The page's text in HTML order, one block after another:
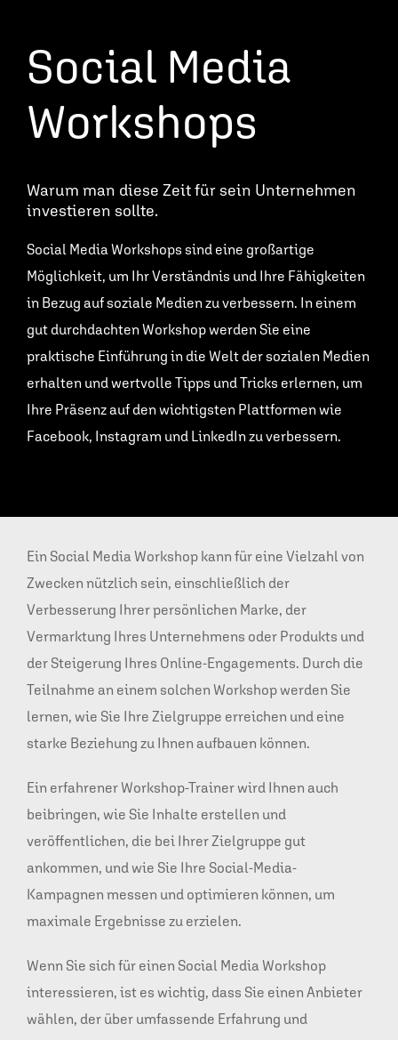
Social Media
Workshops
Warum man diese Zeit für sein Unternehmen
investieren sollte.
Social Media Workshops sind eine großartige
Möglichkeit, um Ihr Verständnis und Ihre Fähigkeiten
in Bezug auf soziale Medien zu verbessern. In einem
gut durchdachten Workshop werden Sie eine
praktische Einführung in die Welt der sozialen Medien
erhalten und wertvolle Tipps und Tricks erlernen, um
Ihre Präsenz auf den wichtigsten Plattformen wie
Facebook, Instagram und LinkedIn zu verbessern.
Ein Social Media Workshop kann für eine Vielzahl von
Zwecken nützlich sein, einschließlich der
Verbesserung Ihrer persönlichen Marke, der
Vermarktung Ihres Unternehmens oder Produkts und
der Steigerung Ihres Online-Engagements. Durch die
Teilnahme an einem solchen Workshop werden Sie
lernen, wie Sie Ihre Zielgruppe erreichen und eine
starke Beziehung zu Ihnen aufbauen können.
Ein erfahrener Workshop-Trainer wird Ihnen auch
beibringen, wie Sie Inhalte erstellen und
veröffentlichen, die bei Ihrer Zielgruppe gut
ankommen, und wie Sie Ihre Social-Media-
Kampagnen messen und optimieren können, um
maximale Ergebnisse zu erzielen.
Wenn Sie sich für einen Social Media Workshop
interessieren, ist es wichtig, dass Sie einen Anbieter
wählen, der über umfassende Erfahrung und